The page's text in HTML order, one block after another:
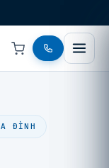
ĐÌNH